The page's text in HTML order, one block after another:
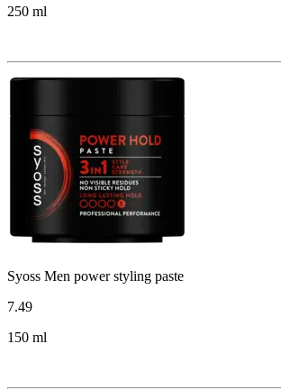
250 ml
Syoss Men power styling paste
7.49
150 ml